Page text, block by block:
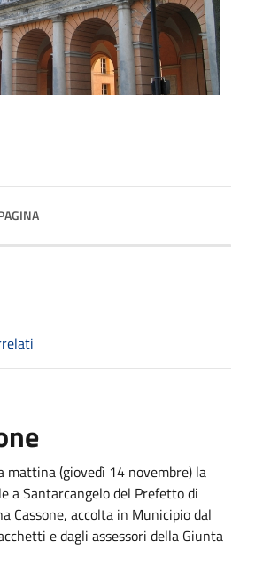
mattina (giovedì 14 novembre) la
a Santarcangelo del Prefetto di
Cassone, accolta in Municipio dal
e dagli assessori della Giunta